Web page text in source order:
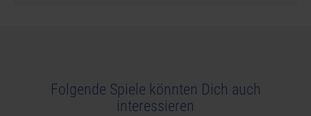
Folgende Spiele könnten Dich auch
interessieren